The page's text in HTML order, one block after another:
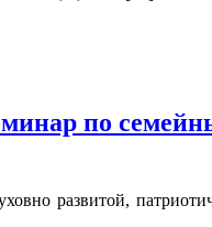
по
развитой,